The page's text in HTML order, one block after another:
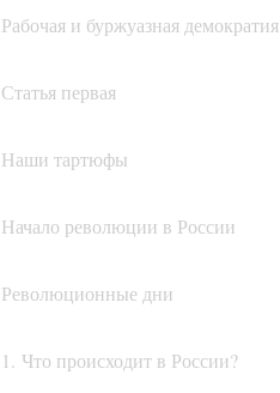
Рабочая и буржуазная демократия
Статья первая
Наши тартюфы
Начало революции в России
Революционные дни
1. Что происходит в России?